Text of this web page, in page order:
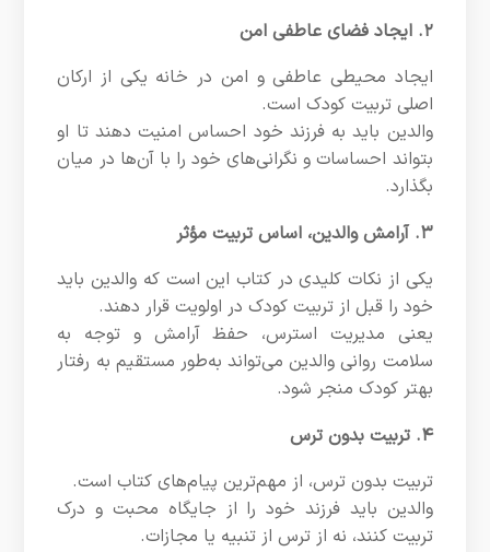
۲. ایجاد فضای عاطفی امن
ایجاد محیطی عاطفی و امن در خانه یکی از ارکان
اصلی تربیت کودک است.
والدین باید به فرزند خود احساس امنیت دهند تا او
بتواند احساسات و نگرانی‌های خود را با آن‌ها در میان
بگذارد.
۳. آرامش والدین، اساس تربیت مؤثر
یکی از نکات کلیدی در کتاب این است که والدین باید
خود را قبل از تربیت کودک در اولویت قرار دهند.
یعنی مدیریت استرس، حفظ آرامش و توجه به
سلامت روانی والدین می‌تواند به‌طور مستقیم به رفتار
بهتر کودک منجر شود.
۴. تربیت بدون ترس
تربیت بدون ترس، از مهم‌ترین پیام‌های کتاب است.
والدین باید فرزند خود را از جایگاه محبت و درک
تربیت کنند، نه از ترس از تنبیه یا مجازات.